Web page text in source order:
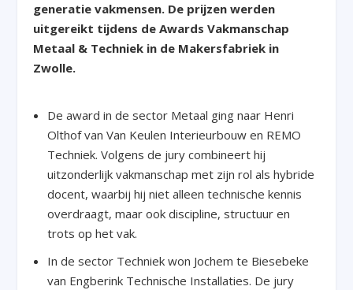
generatie vakmensen. De prijzen werden
uitgereikt tijdens de Awards Vakmanschap
Metaal & Techniek in de Makersfabriek in
Zwolle.
De award in de sector Metaal ging naar Henri
Olthof van Van Keulen Interieurbouw en REMO
Techniek. Volgens de jury combineert hij
uitzonderlijk vakmanschap met zijn rol als hybride
docent, waarbij hij niet alleen technische kennis
overdraagt, maar ook discipline, structuur en
trots op het vak.
In de sector Techniek won Jochem te Biesebeke
van Engberink Technische Installaties. De jury